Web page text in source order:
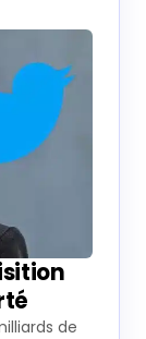
de